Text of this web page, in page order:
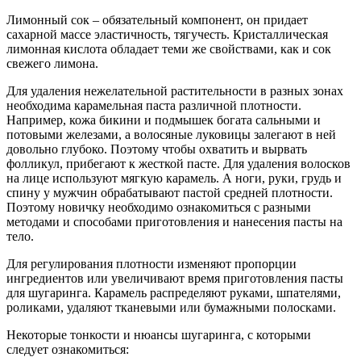
Лимонный сок – обязательный компонент, он придает
сахарной массе эластичность, тягучесть. Кристаллическая
лимонная кислота обладает теми же свойствами, как и сок
свежего лимона.
Для удаления нежелательной растительности в разных зонах
необходима карамельная паста различной плотности.
Например, кожа бикини и подмышек богата сальными и
потовыми железами, а волосяные луковицы залегают в ней
довольно глубоко. Поэтому чтобы охватить и вырвать
фолликул, прибегают к жесткой пасте. Для удаления волосков
на лице используют мягкую карамель. А ноги, руки, грудь и
спину у мужчин обрабатывают пастой средней плотности.
Поэтому новичку необходимо ознакомиться с разными
методами и способами приготовления и нанесения пасты на
тело.
Для регулирования плотности изменяют пропорции
ингредиентов или увеличивают время приготовления пасты
для шугаринга. Карамель распределяют руками, шпателями,
роликами, удаляют тканевыми или бумажными полосками.
Некоторые тонкости и нюансы шугаринга, с которыми
следует ознакомиться: